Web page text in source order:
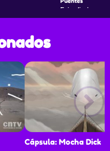
Episodio: T6E1
Cápsula: Mocha Dick